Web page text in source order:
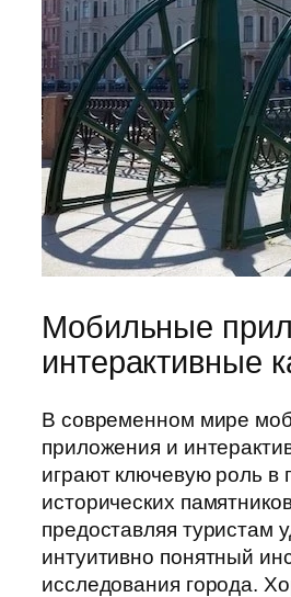
Мобильные
интерактивные
В современном мире
приложения и
играют ключевую роль в
исторических
предоставляя туристам
интуитивно понятный
исследования города.